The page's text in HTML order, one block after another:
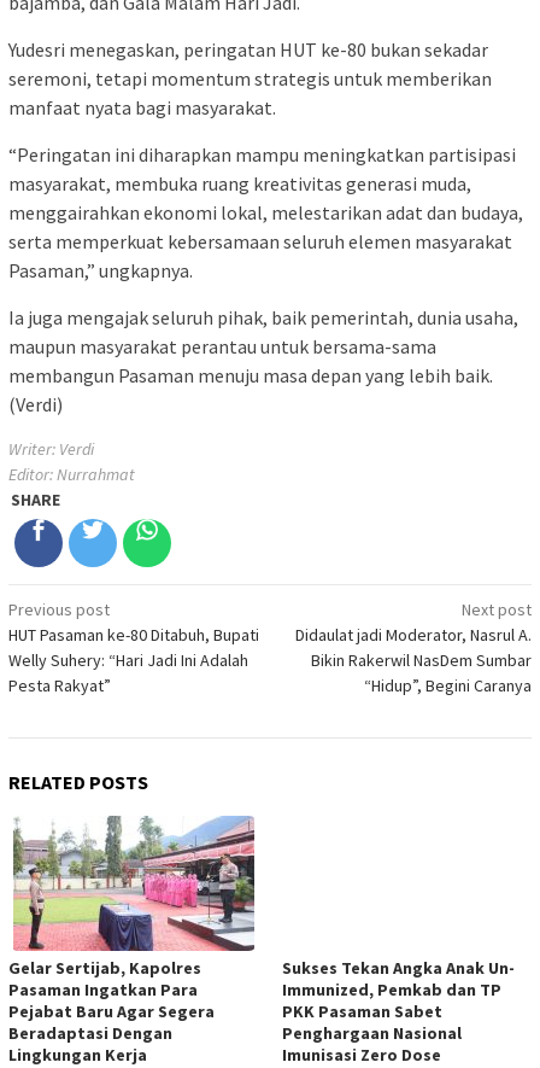
Yudesri menegaskan, peringatan HUT ke-80 bukan sekadar
seremoni, tetapi momentum strategis untuk memberikan
manfaat nyata bagi masyarakat.
“Peringatan ini diharapkan mampu meningkatkan partisipasi
masyarakat, membuka ruang kreativitas generasi muda,
menggairahkan ekonomi lokal, melestarikan adat dan budaya,
serta memperkuat kebersamaan seluruh elemen masyarakat
Pasaman,” ungkapnya.
Ia juga mengajak seluruh pihak, baik pemerintah, dunia usaha,
maupun masyarakat perantau untuk bersama-sama
membangun Pasaman menuju masa depan yang lebih baik.
(Verdi)
Writer: Verdi
Editor: Nurrahmat
SHARE
Post
navigation
Previous post
HUT Pasaman ke-80 Ditabuh, Bupati
Welly Suhery: “Hari Jadi Ini Adalah
Pesta Rakyat”
Next post
Didaulat jadi Moderator, Nasrul A.
Bikin Rakerwil NasDem Sumbar
“Hidup”, Begini Caranya
RELATED POSTS
Gelar Sertijab, Kapolres
Pasaman Ingatkan Para
Pejabat Baru Agar Segera
Beradaptasi Dengan
Lingkungan Kerja
Sukses Tekan Angka Anak Un-
Immunized, Pemkab dan TP
PKK Pasaman Sabet
Penghargaan Nasional
Imunisasi Zero Dose